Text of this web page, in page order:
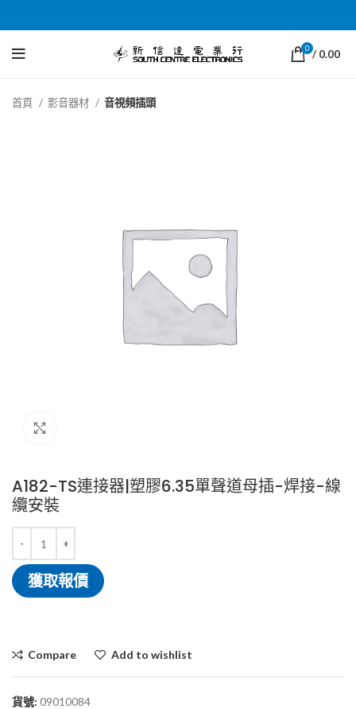
0 / 0.00
首頁 影音器材 音視頻插頭
A182-TS連接器|塑膠6.35單聲道母插-焊接-線
纜安裝
獲取報價
Compare Add to wishlist
貨號: 09010084